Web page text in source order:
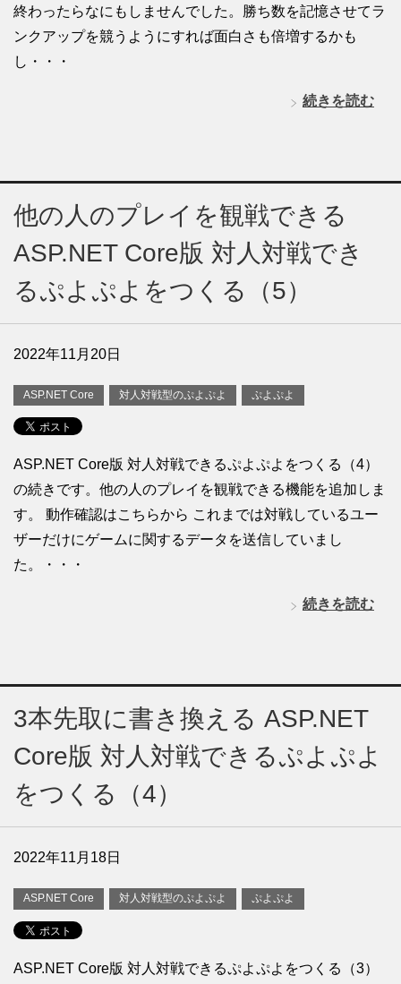
終わったらなにもしませんでした。勝ち数を記憶させてラ
ンクアップを競うようにすれば面白さも倍増するかも
し・・・
続きを読む
他の人のプレイを観戦できる
ASP.NET Core版 対人対戦でき
るぷよぷよをつくる（5）
2022年11月20日
ASP.NET Core 対人対戦型のぷよぷよ ぷよぷよ
ASP.NET Core版 対人対戦できるぷよぷよをつくる（4）
の続きです。他の人のプレイを観戦できる機能を追加しま
す。 動作確認はこちらから これまでは対戦しているユー
ザーだけにゲームに関するデータを送信していまし
た。・・・
続きを読む
3本先取に書き換える ASP.NET
Core版 対人対戦できるぷよぷよ
をつくる（4）
2022年11月18日
ASP.NET Core 対人対戦型のぷよぷよ ぷよぷよ
ASP.NET Core版 対人対戦できるぷよぷよをつくる（3）